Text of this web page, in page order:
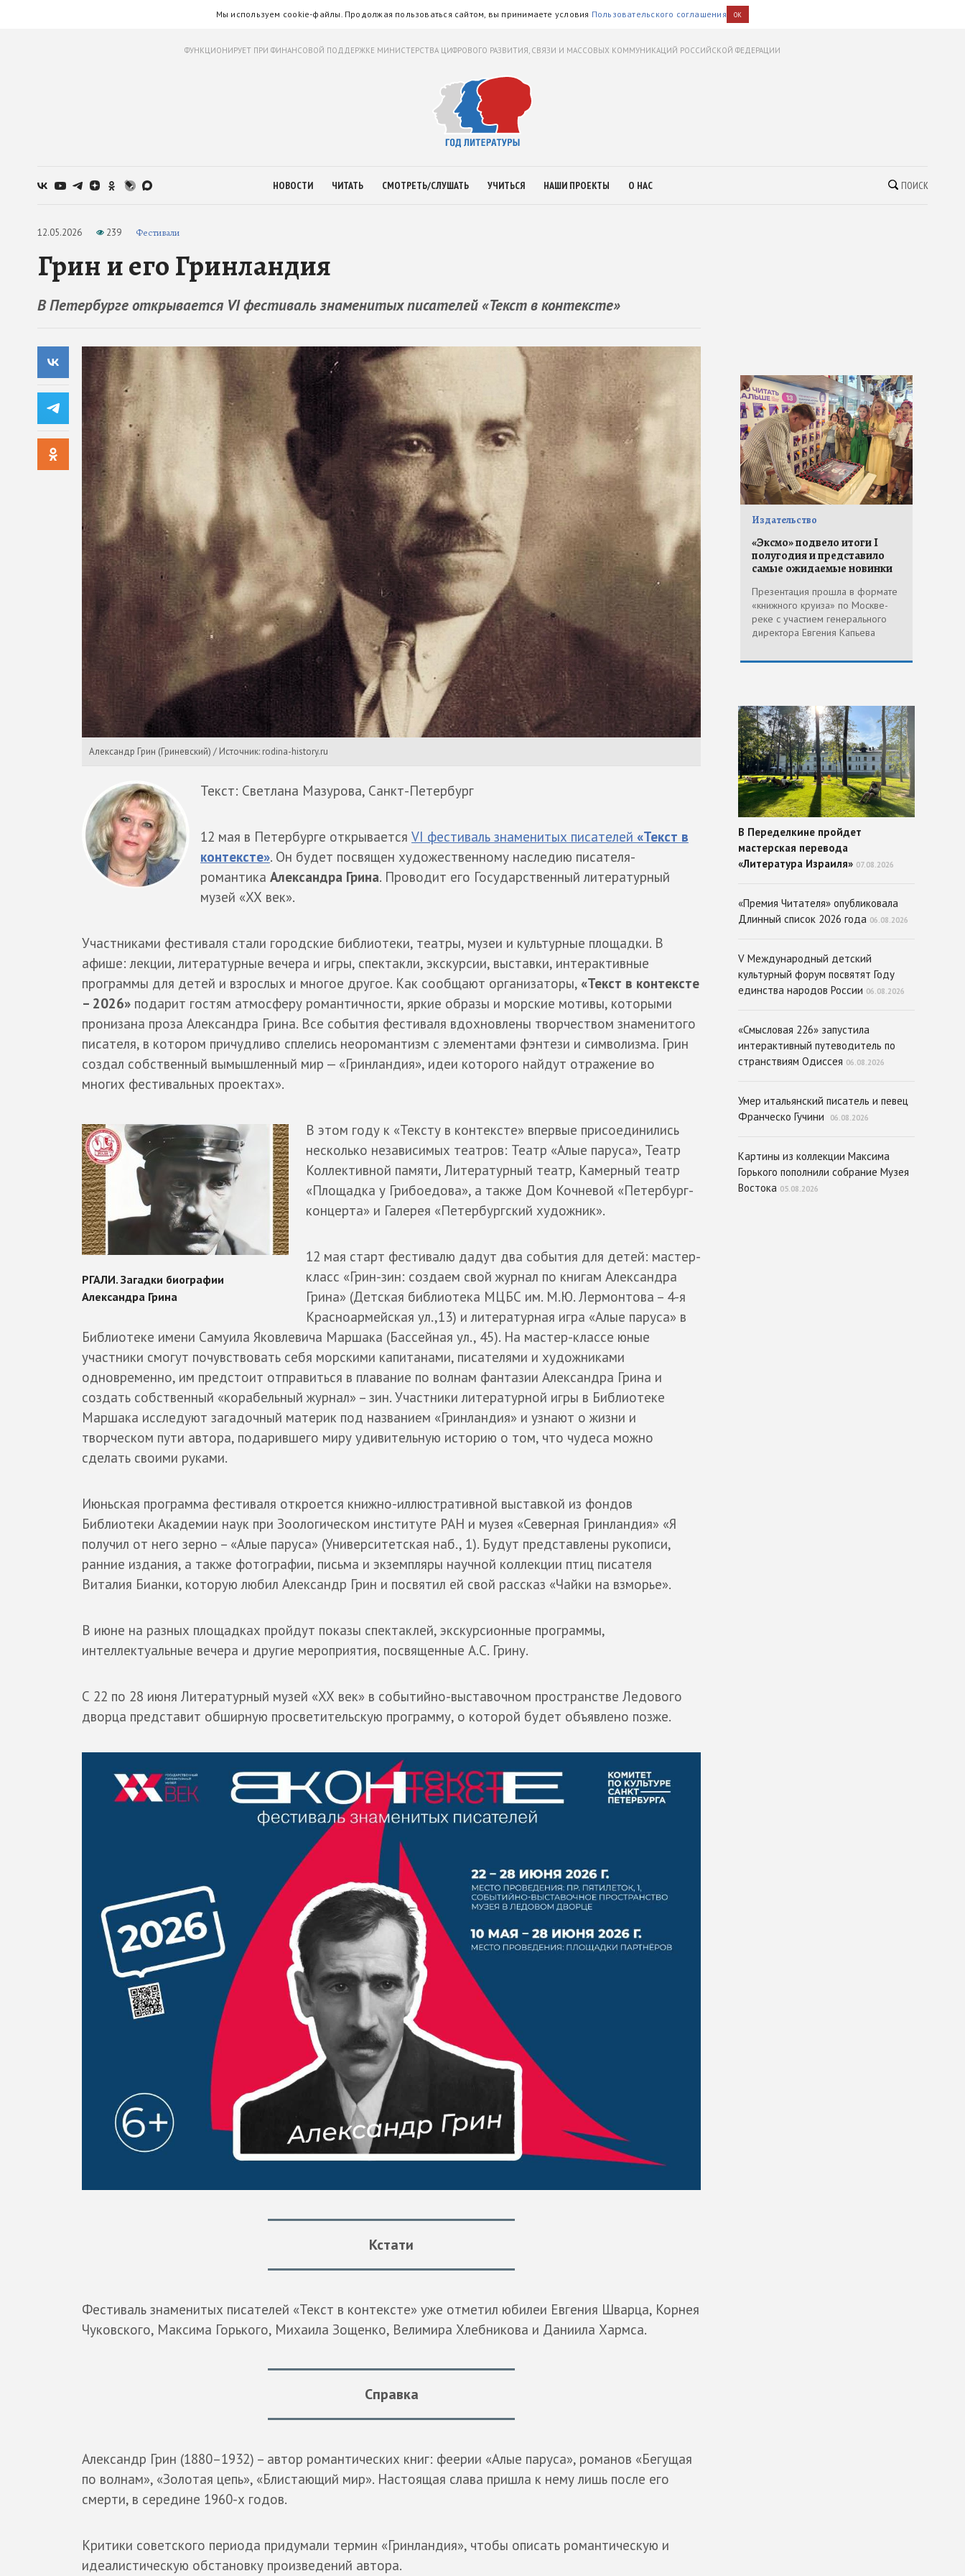
Мы используем cookie-файлы. Продолжая пользоваться сайтом, вы принимаете условия Пользовательского соглашения OK
ФУНКЦИОНИРУЕТ ПРИ ФИНАНСОВОЙ ПОДДЕРЖКЕ МИНИСТЕРСТВА ЦИФРОВОГО РАЗВИТИЯ, СВЯЗИ И МАССОВЫХ КОММУНИКАЦИЙ РОССИЙСКОЙ ФЕДЕРАЦИИ
НОВОСТИ ЧИТАТЬ СМОТРЕТЬ/СЛУШАТЬ УЧИТЬСЯ НАШИ ПРОЕКТЫ О НАС ПОИСК
12.05.2026 239 Фестивали
Грин и его Гринландия
В Петербурге открывается VI фестиваль знаменитых писателей «Текст в контексте»
Александр Грин (Гриневский) / Источник: rodina-history.ru
Текст: Светлана Мазурова, Санкт-Петербург
12 мая в Петербурге открывается VI фестиваль знаменитых писателей «Текст в
контексте». Он будет посвящен художественному наследию писателя-
романтика Александра Грина. Проводит его Государственный литературный
музей «ХХ век».
Участниками фестиваля стали городские библиотеки, театры, музеи и культурные площадки. В
афише: лекции, литературные вечера и игры, спектакли, экскурсии, выставки, интерактивные
программы для детей и взрослых и многое другое. Как сообщают организаторы, «Текст в контексте
– 2026» подарит гостям атмосферу романтичности, яркие образы и морские мотивы, которыми
пронизана проза Александра Грина. Все события фестиваля вдохновлены творчеством знаменитого
писателя, в котором причудливо сплелись неоромантизм с элементами фэнтези и символизма. Грин
создал собственный вымышленный мир — «Гринландия», идеи которого найдут отражение во
многих фестивальных проектах».
В этом году к «Тексту в контексте» впервые присоединились
несколько независимых театров: Театр «Алые паруса», Театр
Коллективной памяти, Литературный театр, Камерный театр
«Площадка у Грибоедова», а также Дом Кочневой «Петербург-
концерта» и Галерея «Петербургский художник».
12 мая старт фестивалю дадут два события для детей: мастер-
класс «Грин-зин: создаем свой журнал по книгам Александра
Грина» (Детская библиотека МЦБС им. М.Ю. Лермонтова – 4-я
Красноармейская ул.,13) и литературная игра «Алые паруса» в
Библиотеке имени Самуила Яковлевича Маршака (Бассейная ул., 45). На мастер-классе юные
участники смогут почувствовать себя морскими капитанами, писателями и художниками
одновременно, им предстоит отправиться в плавание по волнам фантазии Александра Грина и
создать собственный «корабельный журнал» – зин. Участники литературной игры в Библиотеке
Маршака исследуют загадочный материк под названием «Гринландия» и узнают о жизни и
творческом пути автора, подарившего миру удивительную историю о том, что чудеса можно
сделать своими руками.
Июньская программа фестиваля откроется книжно-иллюстративной выставкой из фондов
Библиотеки Академии наук при Зоологическом институте РАН и музея «Северная Гринландия» «Я
получил от него зерно – «Алые паруса» (Университетская наб., 1). Будут представлены рукописи,
ранние издания, а также фотографии, письма и экземпляры научной коллекции птиц писателя
Виталия Бианки, которую любил Александр Грин и посвятил ей свой рассказ «Чайки на взморье».
В июне на разных площадках пройдут показы спектаклей, экскурсионные программы,
интеллектуальные вечера и другие мероприятия, посвященные А.С. Грину.
С 22 по 28 июня Литературный музей «ХХ век» в событийно-выставочном пространстве Ледового
дворца представит обширную просветительскую программу, о которой будет объявлено позже.
Кстати
Фестиваль знаменитых писателей «Текст в контексте» уже отметил юбилеи Евгения Шварца, Корнея
Чуковского, Максима Горького, Михаила Зощенко, Велимира Хлебникова и Даниила Хармса.
Справка
Александр Грин (1880–1932) – автор романтических книг: феерии «Алые паруса», романов «Бегущая
по волнам», «Золотая цепь», «Блистающий мир». Настоящая слава пришла к нему лишь после его
смерти, в середине 1960-х годов.
Критики советского периода придумали термин «Гринландия», чтобы описать романтическую и
идеалистическую обстановку произведений автора.
Издательство
«Эксмо» подвело итоги I
полугодия и представило
самые ожидаемые новинки
Презентация прошла в формате
«книжного круиза» по Москве-
реке с участием генерального
директора Евгения Капьева
В Переделкине пройдет
мастерская перевода
«Литература Израиля» 07.08.2026
«Премия Читателя» опубликовала
Длинный список 2026 года 06.08.2026
V Международный детский
культурный форум посвятят Году
единства народов России 06.08.2026
«Смысловая 226» запустила
интерактивный путеводитель по
странствиям Одиссея 06.08.2026
Умер итальянский писатель и певец
Франческо Гучини
06.08.2026
Картины из коллекции Максима
Горького пополнили собрание Музея
Востока 05.08.2026